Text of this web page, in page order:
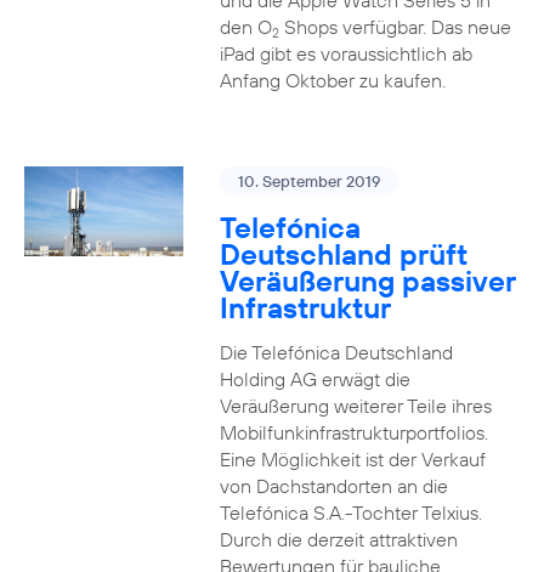
den O2Shops verfügbar. Das neue
iPad gibt es voraussichtlich ab
Anfang Oktober zu kaufen.
10. September 2019
Telefónica
Deutschland prüft
Veräußerung passiver
Infrastruktur
Die Telefónica Deutschland
Holding AG erwägt die
Veräußerung weiterer Teile ihres
Mobilfunkinfrastrukturportfolios.
Eine Möglichkeit ist der Verkauf
von Dachstandorten an die
Telefónica S.A.-Tochter Telxius.
Durch die derzeit attraktiven
Bewertungen für bauliche